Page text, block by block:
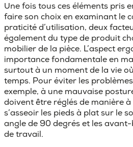
Une fois tous ces éléments pris
faire son choix en examinant le
praticité d’utilisation, deux
également du type de produit
mobilier de la pièce. L’aspect
importance fondamentale en
surtout à un moment de la vie
temps. Pour éviter les
exemple, à une mauvaise
doivent être réglés de manière à
s’asseoir les pieds à plat sur le
angle de 90 degrés et les
de travail.